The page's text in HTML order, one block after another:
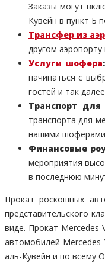
Заказы могут
Кувейн в пункт Б
Трансфер из
другом
Услуги шофера:
начинаться с
гостей и так
Транспорт для
транспорта для
нашими
Финансовые
мероприятия
в последнюю
Прокат роскошных
представительского
виде. Прокат
автомобилей
аль-Кувейн и по всему